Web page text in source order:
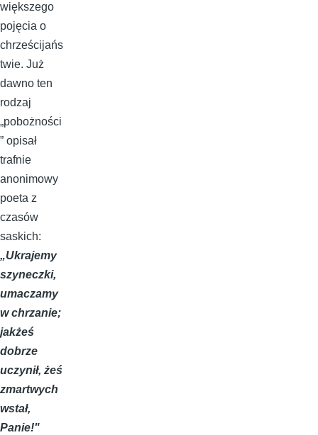
większego
pojęcia o
chrześcijańs
twie. Już
dawno ten
rodzaj
„pobożności
” opisał
trafnie
anonimowy
poeta z
czasów
saskich:
„Ukrajemy
szyneczki,
umaczamy
w chrzanie;
jakżeś
dobrze
uczynił, żeś
zmartwych
wstał,
Panie!"